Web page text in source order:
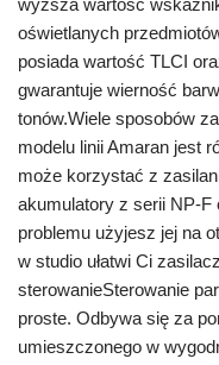
wyższa wartość
oświetlanych
posiada wartość TLCI
gwarantuje wierność
tonów.Wiele sposobów
modelu linii Amaran jest
może korzystać z
akumulatory z serii NP-F
problemu użyjesz jej na
w studio ułatwi Ci
sterowanieSterowanie
proste. Odbywa się za
umieszczonego w